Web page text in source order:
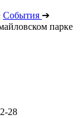
События ➔
парке
28